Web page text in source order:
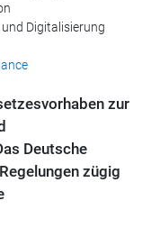
Digitalisierung
zur
Deutsche
zügig